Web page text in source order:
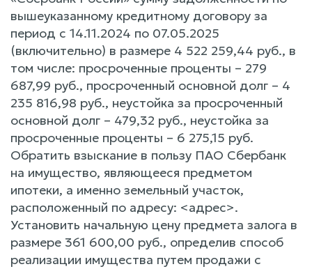
вышеуказанному кредитному договору за
период с 14.11.2024 по 07.05.2025
(включительно) в размере 4 522 259,44 руб., в
том числе: просроченные проценты – 279
687,99 руб., просроченный основной долг – 4
235 816,98 руб., неустойка за просроченный
основной долг – 479,32 руб., неустойка за
просроченные проценты – 6 275,15 руб.
Обратить взыскание в пользу ПАО Сбербанк
на имущество, являющееся предметом
ипотеки, а именно земельный участок,
расположенный по адресу: <адрес>.
Установить начальную цену предмета залога в
размере 361 600,00 руб., определив способ
реализации имущества путем продажи с